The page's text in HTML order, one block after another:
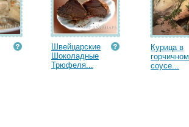
Швейцарские
Шоколадные
Трюфеля...
Курица в
горчичном
соусе...